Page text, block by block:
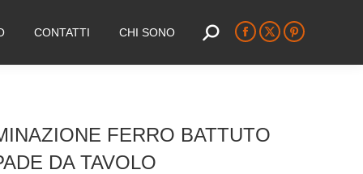
CONTATTI CHI SONO Search: Facebook
page
new
window
X
page
Pinterest
page
FERRO BATTUTO
DA TAVOLO